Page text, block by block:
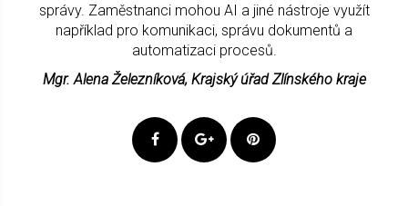
správy. Zaměstnanci mohou AI a jiné nástroje využít
například pro komunikaci, správu dokumentů a
automatizaci procesů.
Mgr. Alena Železníková, Krajský úřad Zlínského kraje